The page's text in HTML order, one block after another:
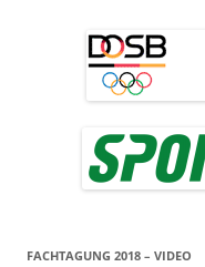
FACHTAGUNG 2018 – VIDEO